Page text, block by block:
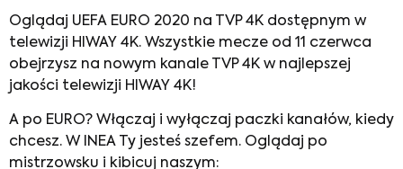
Oglądaj UEFA EURO 2020 na TVP 4K dostępnym w
telewizji HIWAY 4K. Wszystkie mecze od 11 czerwca
obejrzysz na nowym kanale TVP 4K w najlepszej
jakości telewizji HIWAY 4K!
A po EURO? Włączaj i wyłączaj paczki kanałów, kiedy
chcesz. W INEA Ty jesteś szefem. Oglądaj po
mistrzowsku i kibicuj naszym: